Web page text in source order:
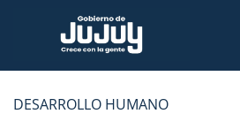
DESARROLLO HUMANO